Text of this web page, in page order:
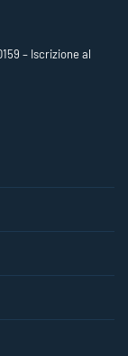
– Iscrizione al